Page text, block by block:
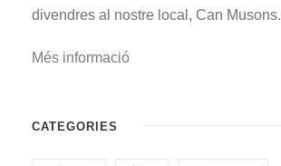
divendres al nostre local, Can Musons.
Més informació
CATEGORIES